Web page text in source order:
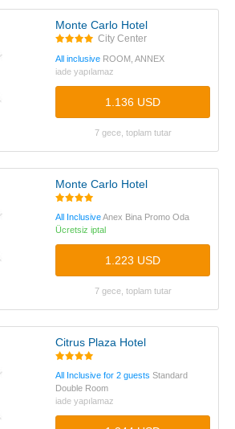
Monte Carlo Hotel
City Center
All inclusive ROOM, ANNEX
iade yapılamaz
1.136 USD
7 gece, toplam tutar
Monte Carlo Hotel
All InclusiveAnex Bina Promo Oda
Ücretsiz iptal
1.223 USD
7 gece, toplam tutar
Citrus Plaza Hotel
All Inclusive for 2 guests Standard
Double Room
iade yapılamaz